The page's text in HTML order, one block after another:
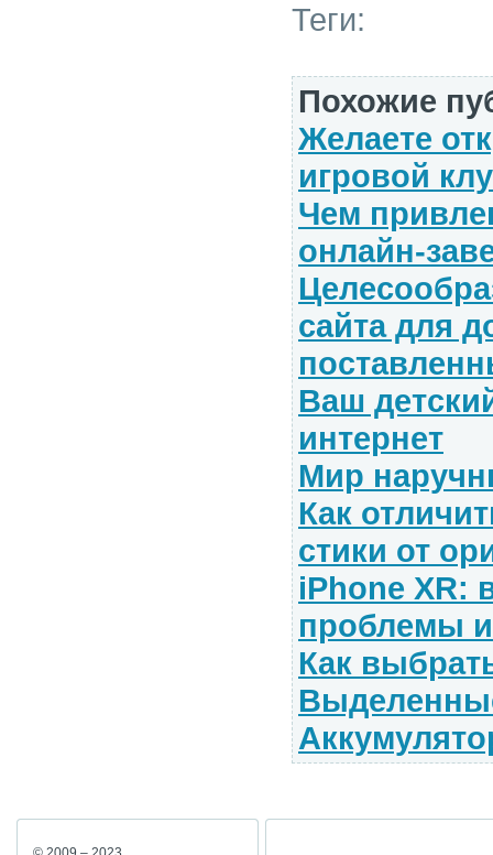
Теги:
Похожие
Желаете
игровой
Чем
онлайн-
сайта для
Ваш
интернет
Мир
Как
стики от
iPhone XR:
проблемы
Как